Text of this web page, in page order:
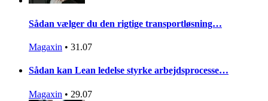
Sådan vælger du den rigtige transportløsning…
Magaxin • 31.07
Sådan kan Lean ledelse styrke arbejdsprocesse…
Magaxin • 29.07